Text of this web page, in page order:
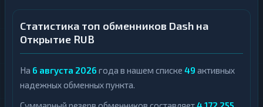
Статистика топ обменников Dash на
Открытие RUB
На 6 августа 2026 года в нашем списке 49 активных
надежных обменных пункта.